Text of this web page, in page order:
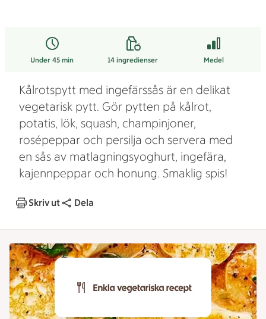
Under 45 min 14ingredienser Medel
Kålrotspytt med ingefärssås är en delikat
vegetarisk pytt. Gör pytten på kålrot,
potatis, lök, squash, champinjoner,
rosépeppar och persilja och servera med
en sås av matlagningsyoghurt, ingefära,
kajennpeppar och honung. Smaklig spis!
Skriv ut Dela